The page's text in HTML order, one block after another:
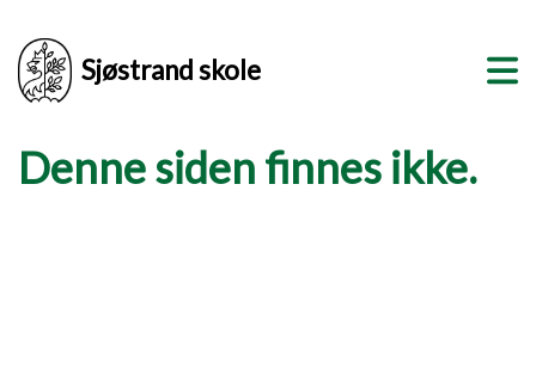
Sjøstrand skole
Denne siden finnes ikke.